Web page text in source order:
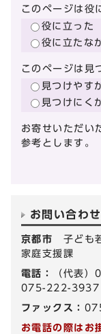
このページは役
役に立った
役に立たな
このページは見
見つけやす
見つけにく
お寄せいただい
参考とします。
お問い合わ
京都市 子ども
家庭支援課
電話：
（代表
075-222-3937
ファックス：
お電話の際はお